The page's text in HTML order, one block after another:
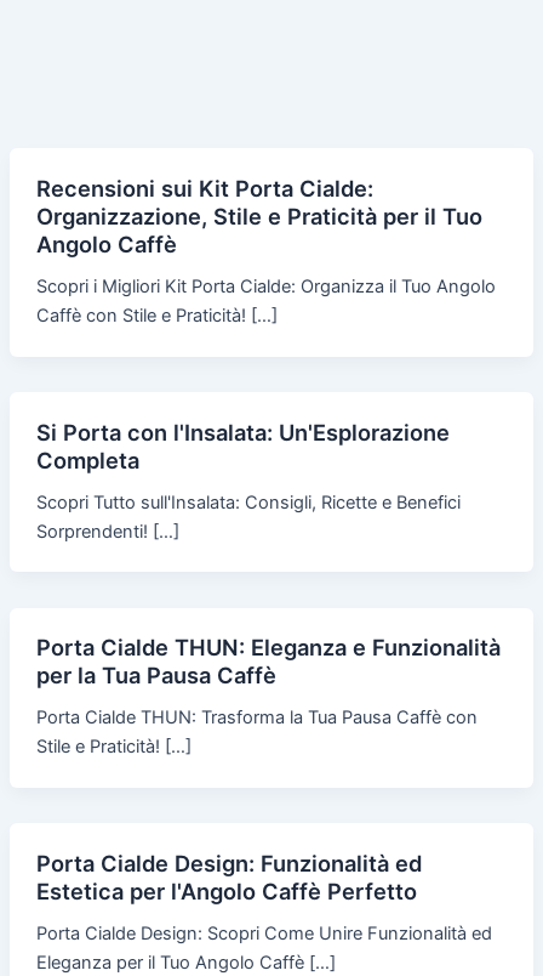
Recensioni sui Kit Porta Cialde:
Organizzazione, Stile e Praticità per il Tuo
Angolo Caffè
Scopri i Migliori Kit Porta Cialde: Organizza il Tuo Angolo
Caffè con Stile e Praticità! […]
Si Porta con l'Insalata: Un'Esplorazione
Completa
Scopri Tutto sull'Insalata: Consigli, Ricette e Benefici
Sorprendenti! […]
Porta Cialde THUN: Eleganza e Funzionalità
per la Tua Pausa Caffè
Porta Cialde THUN: Trasforma la Tua Pausa Caffè con
Stile e Praticità! […]
Porta Cialde Design: Funzionalità ed
Estetica per l'Angolo Caffè Perfetto
Porta Cialde Design: Scopri Come Unire Funzionalità ed
Eleganza per il Tuo Angolo Caffè […]